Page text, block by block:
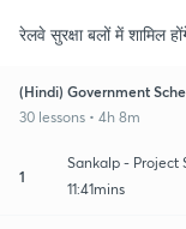
रेलवे सुरक्षा बलों में शामिल
(Hindi) Government
30 lessons • 4h 8m
1
Sankalp - Project
11:41mins